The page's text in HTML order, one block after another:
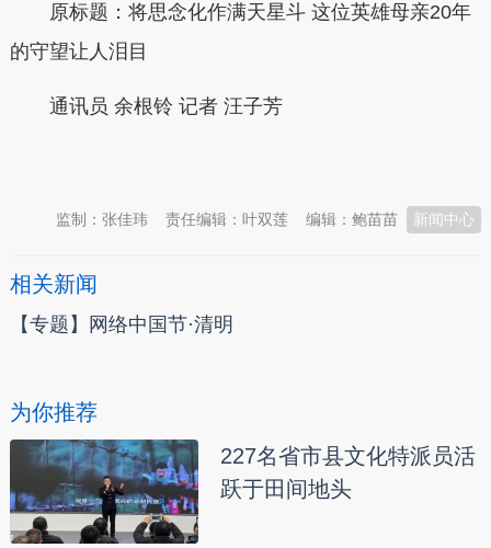
原标题：将思念化作满天星斗 这位英雄母亲20年
的守望让人泪目
通讯员 余根铃 记者 汪子芳
新闻中心
编辑：鲍苗苗
责任编辑：叶双莲
监制：张佳玮
相关新闻
【专题】网络中国节·清明
为你推荐
227名省市县文化特派员活
跃于田间地头